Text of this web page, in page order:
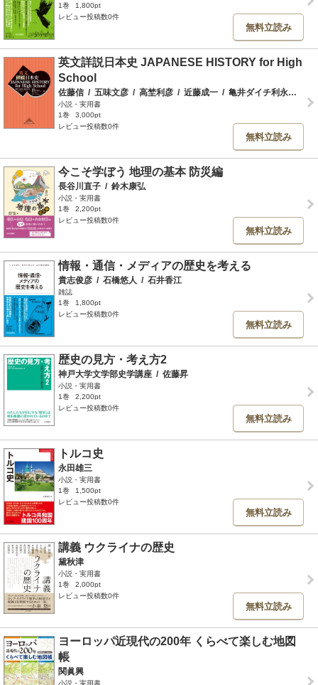
1巻
1,800pt
レビュー投稿数0件
無料立読み
英文詳説日本史 JAPANESE HISTORY for High
School
佐藤信 / 五味文彦 / 高埜利彦 / 近藤成一 / 亀井ダイチ利永子
小説・実用書
1巻
3,000pt
レビュー投稿数0件
無料立読み
今こそ学ぼう 地理の基本 防災編
長谷川直子 / 鈴木康弘
小説・実用書
1巻
2,200pt
レビュー投稿数0件
無料立読み
情報・通信・メディアの歴史を考える
貴志俊彦 / 石橋悠人 / 石井香江
雑誌
1巻
1,800pt
レビュー投稿数0件
無料立読み
歴史の見方・考え方2
神戸大学文学部史学講座 / 佐藤昇
小説・実用書
1巻
2,200pt
レビュー投稿数0件
無料立読み
トルコ史
永田雄三
小説・実用書
1巻
1,500pt
レビュー投稿数0件
無料立読み
講義 ウクライナの歴史
黛秋津
小説・実用書
1巻
2,000pt
レビュー投稿数0件
無料立読み
ヨーロッパ近現代の200年 くらべて楽しむ地図
帳
関眞興
小説・実用書